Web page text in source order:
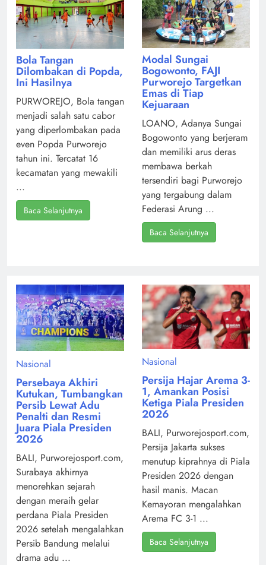
Bola Tangan
Dilombakan di Popda,
Ini Hasilnya
PURWOREJO, Bola tangan
menjadi salah satu cabor
yang diperlombakan pada
even Popda Purworejo
tahun ini. Tercatat 16
kecamatan yang mewakili
...
Baca Selanjutnya
Modal Sungai
Bogowonto, FAJI
Purworejo Targetkan
Emas di Tiap
Kejuaraan
LOANO, Adanya Sungai
Bogowonto yang berjeram
dan memiliki arus deras
membawa berkah
tersendiri bagi Purworejo
yang tergabung dalam
Federasi Arung ...
Baca Selanjutnya
Nasional
Persebaya Akhiri
Kutukan, Tumbangkan
Persib Lewat Adu
Penalti dan Resmi
Juara Piala Presiden
2026
BALI, Purworejosport.com,
Surabaya akhirnya
menorehkan sejarah
dengan meraih gelar
perdana Piala Presiden
2026 setelah mengalahkan
Persib Bandung melalui
drama adu ...
Nasional
Persija Hajar Arema 3-
1, Amankan Posisi
Ketiga Piala Presiden
2026
BALI, Purworejosport.com,
Persija Jakarta sukses
menutup kiprahnya di Piala
Presiden 2026 dengan
hasil manis. Macan
Kemayoran mengalahkan
Arema FC 3-1 ...
Baca Selanjutnya